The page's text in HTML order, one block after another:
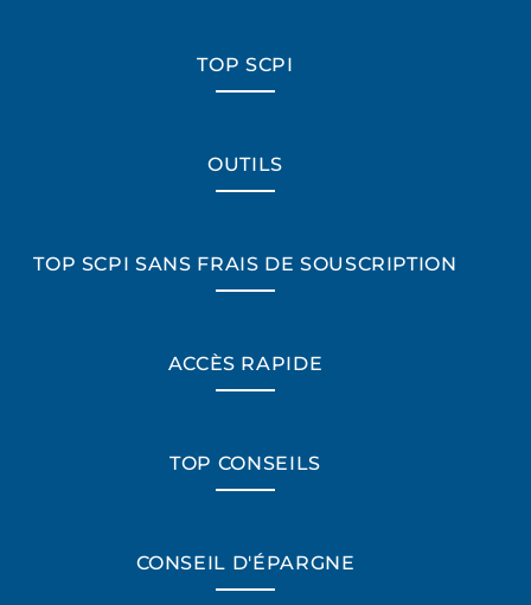
TOP SCPI
OUTILS
TOP SCPI SANS FRAIS DE SOUSCRIPTION
ACCÈS RAPIDE
TOP CONSEILS
CONSEIL D'ÉPARGNE